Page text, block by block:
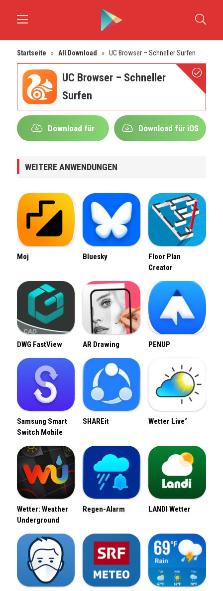
Startseite » All Download » UC Browser – Schneller Surfen
UC Browser – Schneller
Surfen
Download für Download für iOS
WEITERE ANWENDUNGEN
Moj Bluesky
Floor Plan
Creator
DWG FastView AR Drawing PENUP
Samsung Smart
Switch Mobile
SHAREit Wetter Live°
Wetter: Weather
Underground
Regen-Alarm LANDI Wetter